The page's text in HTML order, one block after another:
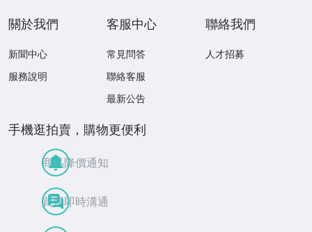
關於我們
新聞中心
服務說明
客服中心
常見問答
聯絡客服
最新公告
聯絡我們
人才招募
手機逛拍賣，購物更便利
商品降價通知
買賣即時溝通